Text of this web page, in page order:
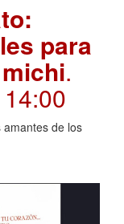
para
.
de los